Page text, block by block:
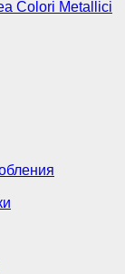
Colori Metallici